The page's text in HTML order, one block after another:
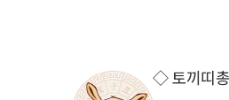
◇ 토끼띠